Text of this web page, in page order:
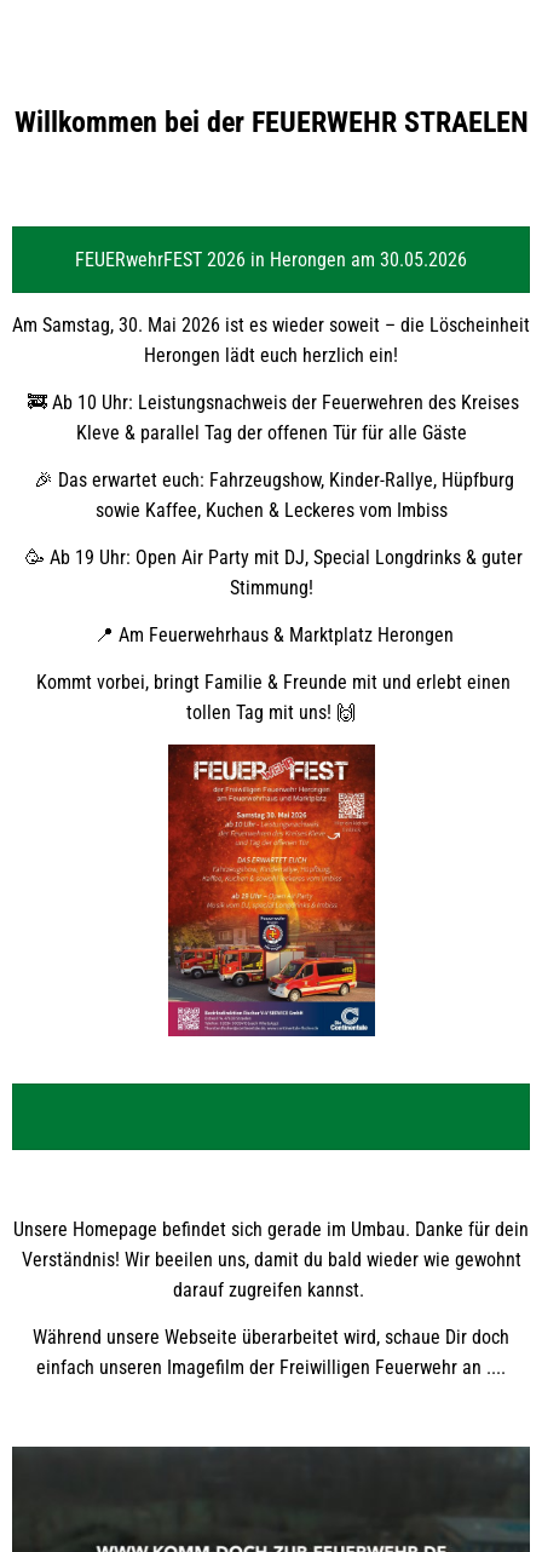
Feuerwehr
Willkommen bei der FEUERWEHR STRAELEN
FEUERwehrFEST 2026 in Herongen am 30.05.2026
Am Samstag, 30. Mai 2026 ist es wieder soweit – die Löscheinheit
Herongen lädt euch herzlich ein!
🚒 Ab 10 Uhr: Leistungsnachweis der Feuerwehren des Kreises
Kleve & parallel Tag der offenen Tür für alle Gäste
🎉 Das erwartet euch: Fahrzeugshow, Kinder-Rallye, Hüpfburg
sowie Kaffee, Kuchen & Leckeres vom Imbiss
🥳 Ab 19 Uhr: Open Air Party mit DJ, Special Longdrinks & guter
Stimmung!
📍 Am Feuerwehrhaus & Marktplatz Herongen
Kommt vorbei, bringt Familie & Freunde mit und erlebt einen
tollen Tag mit uns! 🙌
Unsere Homepage befindet sich gerade im Umbau. Danke für dein
Verständnis! Wir beeilen uns, damit du bald wieder wie gewohnt
darauf zugreifen kannst.
Während unsere Webseite überarbeitet wird, schaue Dir doch
einfach unseren Imagefilm der Freiwilligen Feuerwehr an ....